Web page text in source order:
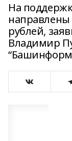
На
рублей,
Владимир